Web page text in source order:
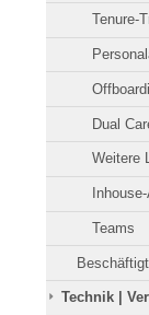
Tenure-
Dual
Weitere
Teams
Technik |